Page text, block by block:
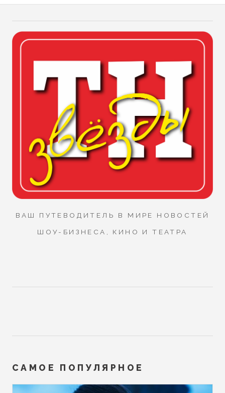
ВАШ ПУТЕВОДИТЕЛЬ В МИРЕ НОВОСТЕЙ
ШОУ-БИЗНЕСА, КИНО И ТЕАТРА
САМОЕ ПОПУЛЯРНОЕ